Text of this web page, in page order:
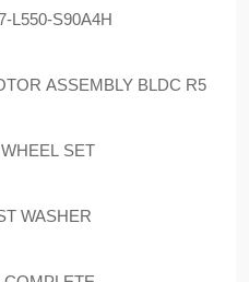
L550-S90A4H
ASSEMBLY BLDC R5
SET
WASHER